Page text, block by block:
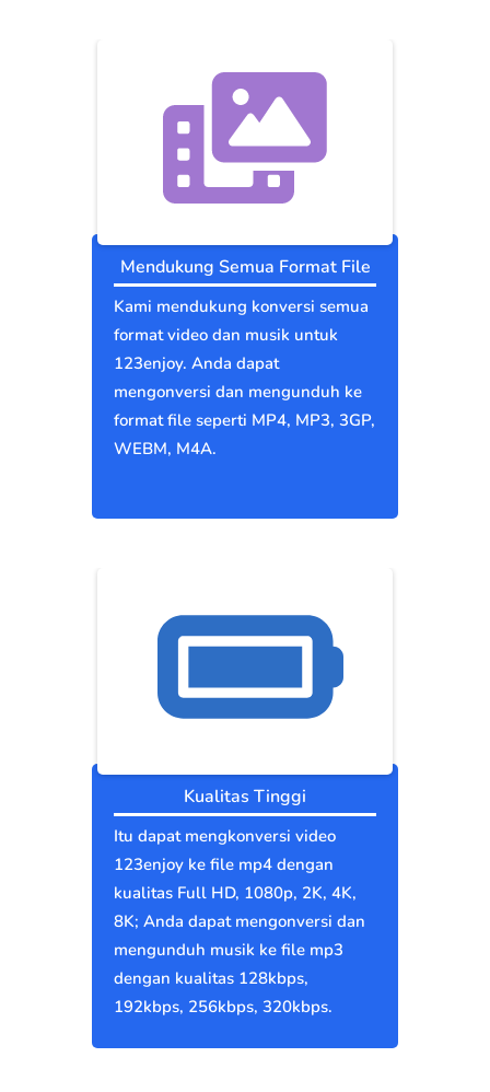
Mendukung Semua Format File
Kami mendukung konversi semua
format video dan musik untuk
123enjoy. Anda dapat
mengonversi dan mengunduh ke
format file seperti MP4, MP3, 3GP,
WEBM, M4A.
Kualitas Tinggi
Itu dapat mengkonversi video
123enjoy ke file mp4 dengan
kualitas Full HD, 1080p, 2K, 4K,
8K; Anda dapat mengonversi dan
mengunduh musik ke file mp3
dengan kualitas 128kbps,
192kbps, 256kbps, 320kbps.